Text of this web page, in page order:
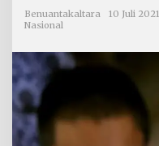
.
6
n
u
Benuantakaltara
10 Juli 2021
Nasional